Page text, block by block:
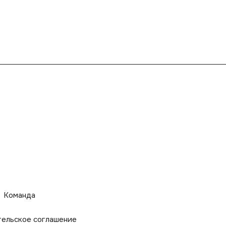
Команда
соглашение